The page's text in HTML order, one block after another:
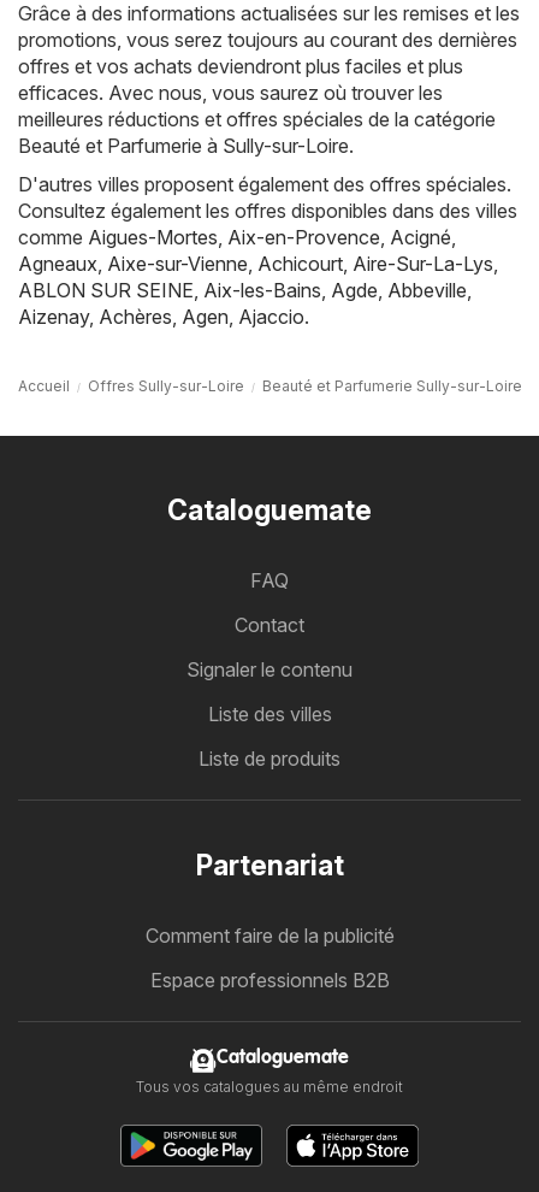
Grâce à des informations actualisées sur les remises et les
promotions, vous serez toujours au courant des dernières
offres et vos achats deviendront plus faciles et plus
efficaces. Avec nous, vous saurez où trouver les
meilleures réductions et offres spéciales de la catégorie
Beauté et Parfumerie à Sully-sur-Loire.
D'autres villes proposent également des offres spéciales.
Consultez également les offres disponibles dans des villes
comme Aigues-Mortes, Aix-en-Provence, Acigné,
Agneaux, Aixe-sur-Vienne, Achicourt, Aire-Sur-La-Lys,
ABLON SUR SEINE, Aix-les-Bains, Agde, Abbeville,
Aizenay, Achères, Agen, Ajaccio.
Accueil Offres Sully-sur-Loire Beauté et Parfumerie Sully-sur-Loire
Cataloguemate
FAQ
Contact
Signaler le contenu
Liste des villes
Liste de produits
Partenariat
Comment faire de la publicité
Espace professionnels B2B
Cataloguemate
Tous vos catalogues au même endroit